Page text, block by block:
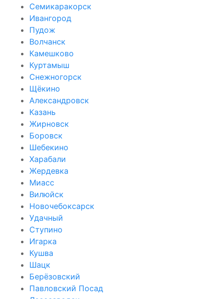
Семикаракорск
Ивангород
Пудож
Волчанск
Камешково
Куртамыш
Снежногорск
Щёкино
Александровск
Казань
Жирновск
Боровск
Шебекино
Харабали
Жердевка
Миасс
Вилюйск
Новочебоксарск
Удачный
Ступино
Игарка
Кушва
Шацк
Берёзовский
Павловский Посад